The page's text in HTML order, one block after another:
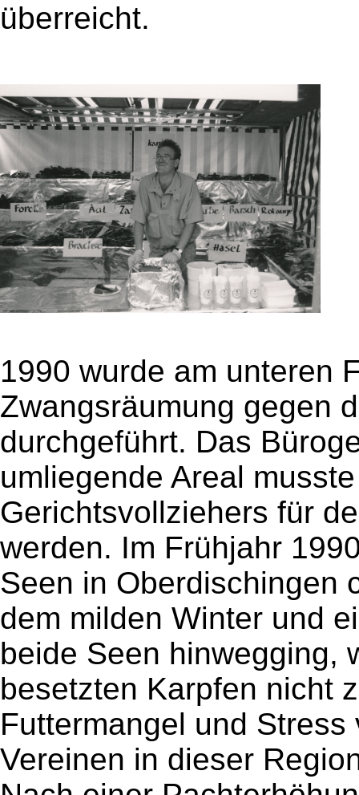
überreicht.
1990 wurde am unteren
Zwangsräumung gegen
durchgeführt. Das
umliegende Areal
Gerichtsvollziehers für
werden. Im Frühjahr
Seen in Oberdischingen
dem milden Winter und
beide Seen hinwegging,
besetzten Karpfen nicht
Futtermangel und
Vereinen in dieser